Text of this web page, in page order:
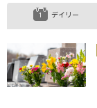
デイリー